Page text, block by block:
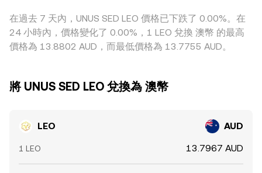
可能看到跨平台差異。
在過去 7 天內，UNUS SED LEO 價格已下跌了 0.00%。在
24 小時內，價格變化了 0.00%，1 LEO 兌換 澳幣 的最高
價格為 13.8802 AUD，而最低價格為 13.7755 AUD。
將 UNUS SED LEO 兌換為 澳幣
LEO AUD
1 LEO 13.7967 AUD